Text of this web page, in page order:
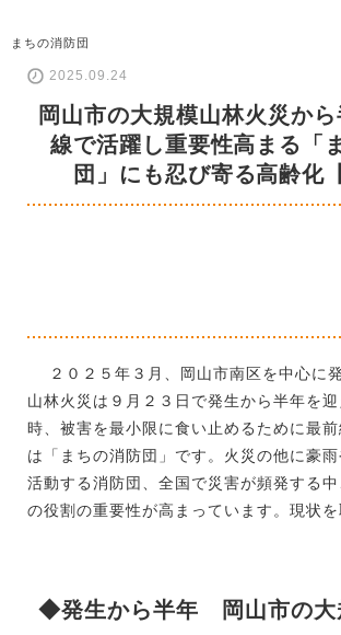
まちの消防団
2025.09.24
岡山市の大規模山林火災か
線で活躍し重要性高まる「
団」にも忍び寄る高齢化
２０２５年３月、岡山市南区を中心に
山林火災は９月２３日で発生から半年を
時、被害を最小限に食い止めるために最
は「まちの消防団」です。火災の他に豪
活動する消防団、全国で災害が頻発する
の役割の重要性が高まっています。現状を
◆発生から半年 岡山市の大